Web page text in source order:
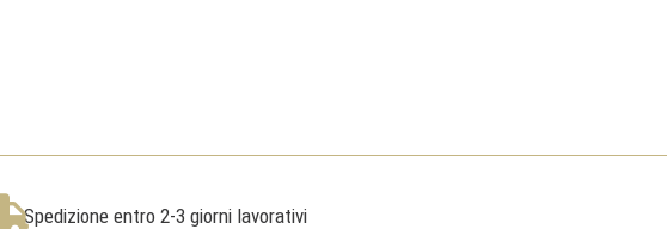
Spedizione entro 2-3 giorni lavorativi